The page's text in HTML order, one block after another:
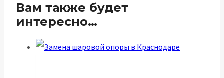
Вам также будет
интересно…